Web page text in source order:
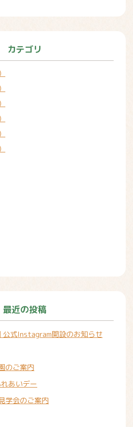
カテゴリ
最近の投稿
公式Instagram開設のお知らせ
のご案内
あいデー
学会のご案内